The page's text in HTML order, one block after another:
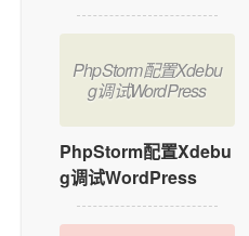
PhpStorm配置Xdebu
g调试WordPress
PhpStorm配置Xdebu
g调试WordPress